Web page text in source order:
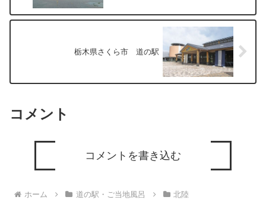
栃木県さくら市 道の駅
コメント
コメントを書き込む
ホーム 道の駅・ご当地風呂 北陸